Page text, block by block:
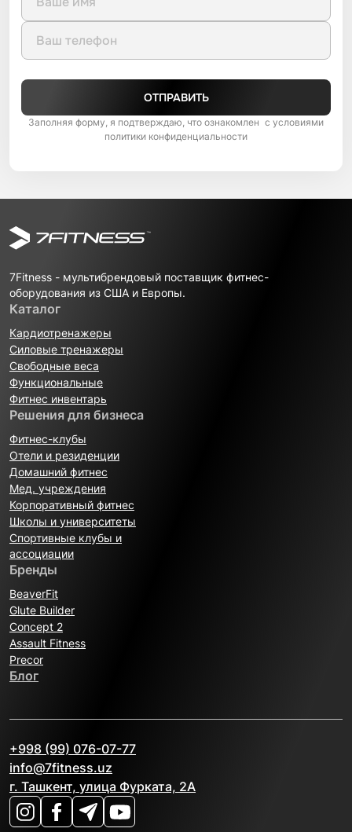
ОТПРАВИТЬ
Заполняя форму, я подтверждаю, что ознакомлен с условиями
политики конфиденциальности
7Fitness - мультибрендовый поставщик фитнес-
оборудования из США и Европы.
Каталог
Кардиотренажеры
Силовые тренажеры
Свободные веса
Функциональные
Фитнес инвентарь
Решения для бизнеса
Фитнес-клубы
Отели и резиденции
Домашний фитнес
Мед. учреждения
Корпоративный фитнес
Школы и университеты
Спортивные клубы и
ассоциации
Бренды
BeaverFit
Glute Builder
Concept 2
Assault Fitness
Precor
Блог
+998 (99) 076-07-77
info@7fitness.uz
г. Ташкент, улица Фурката, 2А